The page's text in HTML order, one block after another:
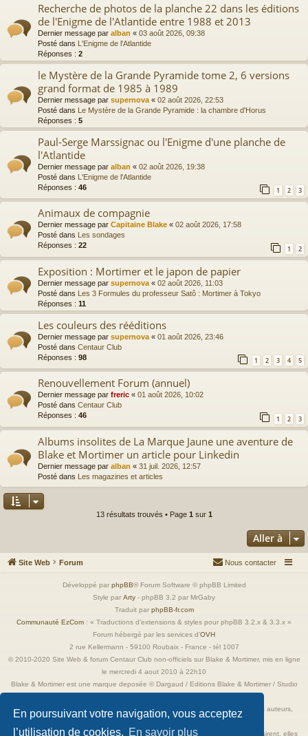
En poursuivant votre navigation, vous acceptez
l’utilisation de cookies. En savoir plus
Recherche de photos de la planche 22 dans les éditions
de l'Enigme de l'Atlantide entre 1988 et 2013
Dernier message par alban « 03 août 2026, 09:38
Posté dans L'Enigme de l'Atlantide
Réponses : 2
le Mystère de la Grande Pyramide tome 2, 6 versions
grand format de 1985 à 1989
Dernier message par supernova « 02 août 2026, 22:53
Posté dans Le Mystère de la Grande Pyramide : la chambre d'Horus
Réponses : 5
Paul-Serge Marssignac ou l'Enigme d'une planche de
l'Atlantide
Dernier message par alban « 02 août 2026, 19:38
Posté dans L'Enigme de l'Atlantide
Réponses : 46 1 2 3
Animaux de compagnie
Dernier message par Capitaine Blake « 02 août 2026, 17:58
Posté dans
Les sondages
Réponses : 22 1 2
Exposition : Mortimer et le japon de papier
Dernier message par supernova « 02 août 2026, 11:03
Posté dans Les 3 Formules du professeur Satô : Mortimer à Tokyo
Réponses : 11
Les couleurs des rééditions
Dernier message par supernova « 01 août 2026, 23:46
Posté dans Centaur Club
Réponses : 98 1 2 3 4 5
Renouvellement Forum (annuel)
Dernier message par freric « 01 août 2026, 10:02
Posté dans Centaur Club
Réponses : 46 1 2 3
Albums insolites de La Marque Jaune une aventure de
Blake et Mortimer un article pour Linkedin
Dernier message par alban « 31 juil. 2026, 12:57
Posté dans Les magazines et articles
13 résultats trouvés • Page 1 sur 1
Aller à
Site Web Forum Nous contacter
Développé par phpBB® Forum Software © phpBB Limited
Style par Arty - phpBB 3.2 par MrGaby
Traduit par phpBB-fr.com
Communauté EzCom : « Traductions d'extensions & styles pour phpBB 3.2.x & 3.3.x »
Forum hébergé par les services d’OVH
2 rue Kellermann - 59100 Roubaix - France - tél 1007
© 2010-2020 Site Web & forum Centaur Club non-officiels sur Blake & Mortimer, mis en ligne
le mercredi 4 aout 2010 à 22h10
Blake & Mortimer est une marque deposée © Dargaud / Editions Blake & Mortimer / Studio
Toutes les images incluses dans ces pages sont la propriété exclusive de leurs auteurs,
ayant droits et/ou éditeurs.
Elles ne sont ici qu'à titre de référence ou d'illustration. Si les propriétaires le désirent, elles